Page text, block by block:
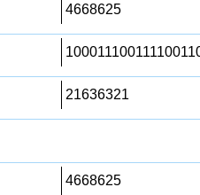
4668625
21636321
4668625